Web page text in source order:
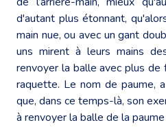
d'autant plus étonnant,
main nue, ou avec un gant
uns mirent à leurs mains
renvoyer la balle avec plus de
raquette. Le nom de paume,
que, dans ce temps-là, son
à renvoyer la balle de la